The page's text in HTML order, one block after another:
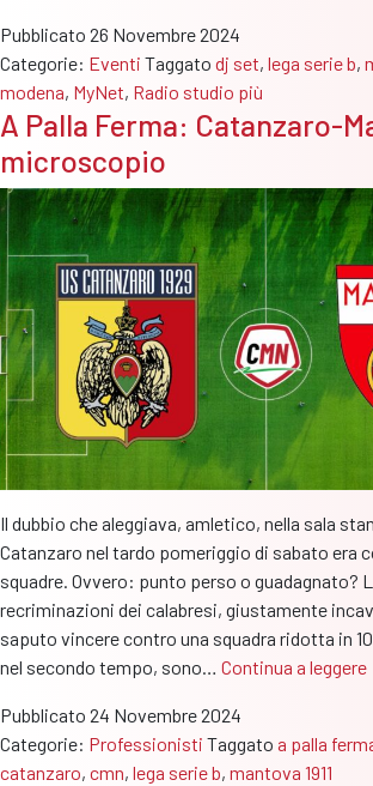
Pubblicato 26 Novembre 2024
Categorie: Eventi Taggato dj set, lega serie b,
modena, MyNet, Radio studio più
A Palla Ferma: Catanzaro-
microscopio
Il dubbio che aleggiava, amletico, nella sala
Catanzaro nel tardo pomeriggio di sabato era
squadre. Ovvero: punto perso o guadagnato?
recriminazioni dei calabresi, giustamente
saputo vincere contro una squadra ridotta in
nel secondo tempo, sono… Continua a leggereA
Pubblicato 24 Novembre 2024
Categorie: Professionisti Taggato a palla
catanzaro, cmn, lega serie b, mantova 1911